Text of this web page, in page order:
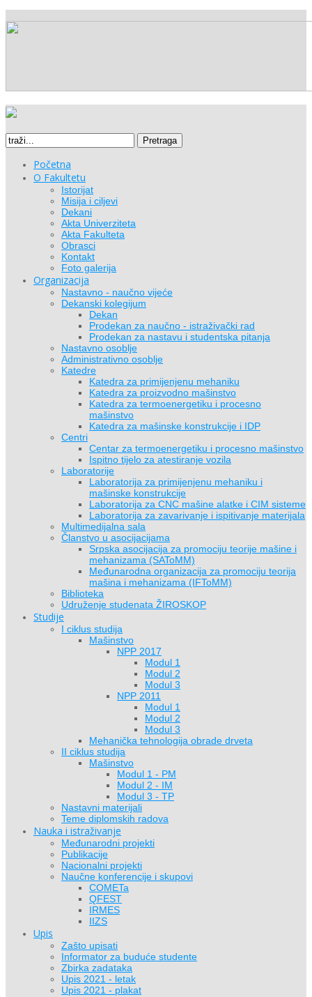
Pretraga
Početna
O Fakultetu
Istorijat
Misija i ciljevi
Dekani
Akta Univerziteta
Akta Fakulteta
Obrasci
Kontakt
Foto galerija
Organizacija
Nastavno - naučno vijeće
Dekanski kolegijum
Dekan
Prodekan za naučno - istraživački rad
Prodekan za nastavu i studentska pitanja
Nastavno osoblje
Administrativno osoblje
Katedre
Katedra za primijenjenu mehaniku
Katedra za proizvodno mašinstvo
Katedra za termoenergetiku i procesno
mašinstvo
Katedra za mašinske konstrukcije i IDP
Centri
Centar za termoenergetiku i procesno mašinstvo
Ispitno tijelo za atestiranje vozila
Laboratorije
Laboratorija za primijenjenu mehaniku i
mašinske konstrukcije
Laboratorija za CNC mašine alatke i CIM sisteme
Laboratorija za zavarivanje i ispitivanje materijala
Multimedijalna sala
Članstvo u asocijacijama
Srpska asocijacija za promociju teorije mašine i
mehanizama (SAToMM)
Međunarodna organizacija za promociju teorija
mašina i mehanizama (IFToMM)
Biblioteka
Udruženje studenata ŽIROSKOP
Studije
I ciklus studija
Mašinstvo
NPP 2017
Modul 1
Modul 2
Modul 3
NPP 2011
Modul 1
Modul 2
Modul 3
Mehanička tehnologija obrade drveta
II ciklus studija
Mašinstvo
Modul 1 - PM
Modul 2 - IM
Modul 3 - TP
Nastavni materijali
Teme diplomskih radova
Nauka i istraživanje
Međunarodni projekti
Publikacije
Nacionalni projekti
Naučne konferencije i skupovi
COMETa
QFEST
IRMES
IIZS
Upis
Zašto upisati
Informator za buduće studente
Zbirka zadataka
Upis 2021 - letak
Upis 2021 - plakat